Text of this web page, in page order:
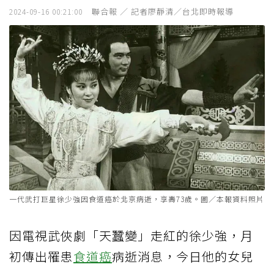
2024-09-16 00:21:00 聯合報 ／ 記者廖靜清／台北即時報導
一代武打巨星徐少強因食道癌於北京病逝，享壽73歲。圖／本報資料照片
因電視武俠劇「天蠶變」走紅的徐少強，月
初傳出罹患食道癌病逝消息，今日他的女兒